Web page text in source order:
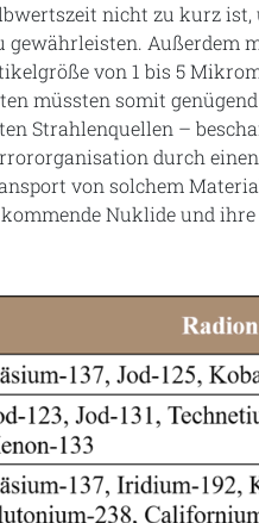
nicht zu kurz ist,
Außerdem
von 1 bis 5
müssten somit
Strahlenquellen –
durch
von solchem
Nuklide und